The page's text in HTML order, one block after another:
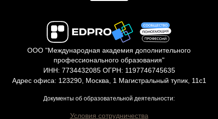
ООО "Международная академия дополнительного
профессионального образования"
ИНН: 7734432085 ОГРН: 1197746745635
Адрес офиса: 123290, Москва, 1 Магистральный тупик, 11с1
Документы об образовательной деятельности:
Условия сотрудничества